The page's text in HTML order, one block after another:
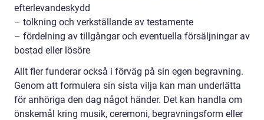
efterlevandeskydd
– tolkning och verkställande av testamente
– fördelning av tillgångar och eventuella försäljningar av
bostad eller lösöre
Allt fler funderar också i förväg på sin egen begravning.
Genom att formulera sin sista vilja kan man underlätta
för anhöriga den dag något händer. Det kan handla om
önskemål kring musik, ceremoni, begravningsform eller